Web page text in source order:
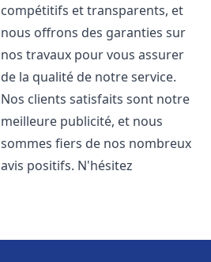
compétitifs et transparents, et
nous offrons des garanties sur
nos travaux pour vous assurer
de la qualité de notre service.
Nos clients satisfaits sont notre
meilleure publicité, et nous
sommes fiers de nos nombreux
avis positifs. N'hésitez